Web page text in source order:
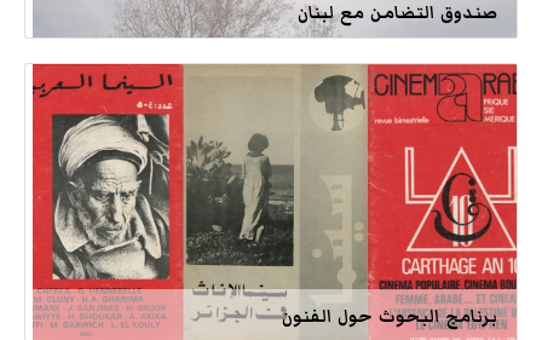
صندوق التضامن مع لبنان
برنامج البحوث حول الفنون